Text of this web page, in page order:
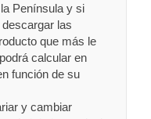
Península y si
las
que más le
calcular en
función de su
y cambiar